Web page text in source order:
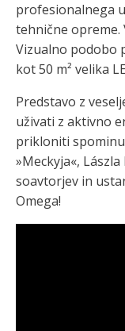
profesionalnega
tehnične opreme.
Vizualno podobo
kot 50 m² velika
Predstavo z
uživati z aktivno
prikloniti
»Meckyja«,
soavtorjev in
Omega!